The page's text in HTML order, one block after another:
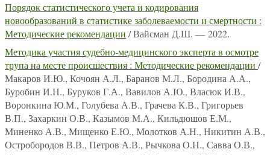
Порядок статистического учета и кодирования
новообразований в статистике заболеваемости и смертности :
Методические рекомендации / Вайсман Д.Ш. — 2022.
Методика участия судебно-медицинского эксперта в осмотре
трупа на месте происшествия : Методические рекомендации /
Макаров И.Ю., Кочоян А.Л., Баранов М.Л., Бородина А.А.,
Буробин И.Н., Буруков Г.А., Вавилов А.Ю., Власюк И.В.,
Воронкина Ю.М., Голубева А.В., Грачева К.В., Григорьев
В.П., Захаркин О.В., Казымов М.А., Кильдюшов Е.М.,
Миненко А.В., Мищенко Е.Ю., Молотков А.Н., Никитин А.В.,
Остробородов В.В., Петров А.В., Рычкова О.Н., Савва О.В.,